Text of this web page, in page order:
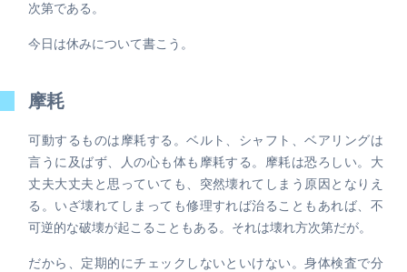
次第である。
今日は休みについて書こう。
摩耗
可動するものは摩耗する。ベルト、シャフト、ベアリングは
言うに及ばず、人の心も体も摩耗する。摩耗は恐ろしい。大
丈夫大丈夫と思っていても、突然壊れてしまう原因となりえ
る。いざ壊れてしまっても修理すれば治ることもあれば、不
可逆的な破壊が起こることもある。それは壊れ方次第だが。
だから、定期的にチェックしないといけない。身体検査で分